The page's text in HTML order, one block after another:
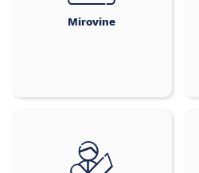
Mirovine